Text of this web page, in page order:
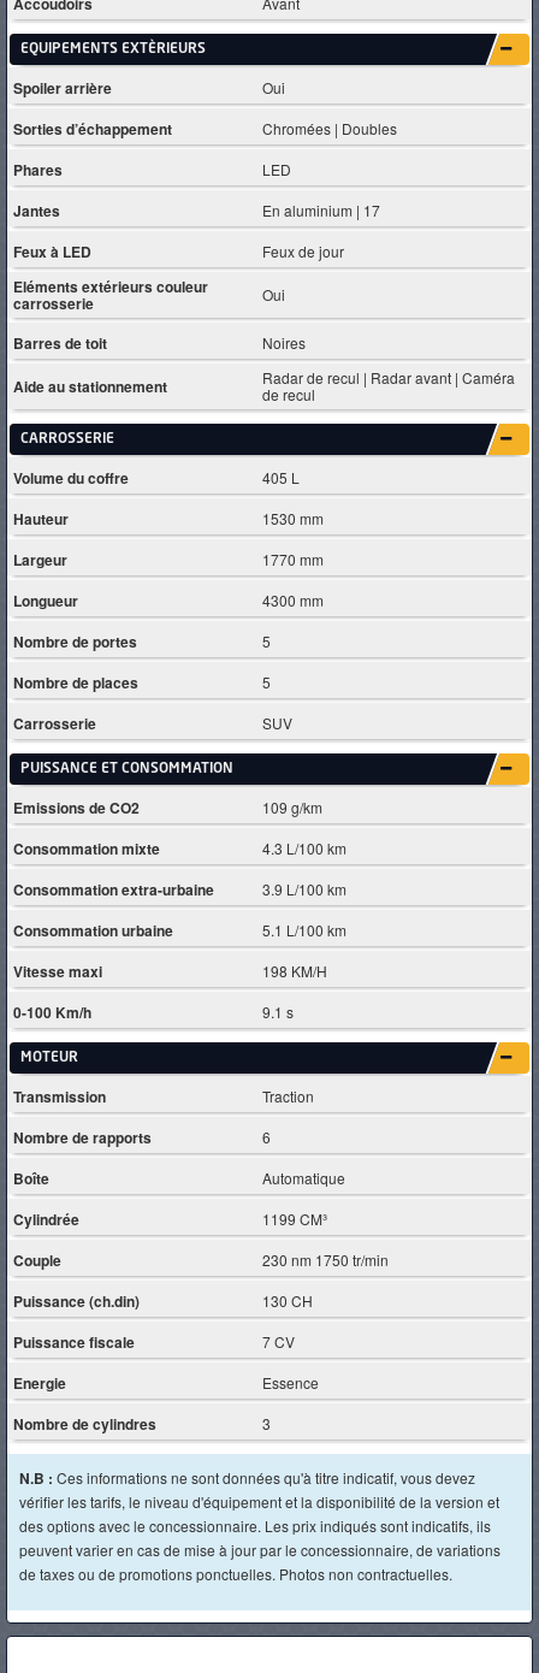
EQUIPEMENTS EXTÈRIEURS
Spoiler arrière Oui
Sorties d’échappement Chromées | Doubles
Phares LED
Jantes En aluminium | 17
Feux à LED Feux de jour
Eléments extérieurs couleur
carrosserie Oui
Barres de toit Noires
Aide au stationnement
Radar de recul | Radar avant | Caméra
de recul
CARROSSERIE
Volume du coffre 405 L
Hauteur 1530 mm
Largeur 1770 mm
Longueur 4300 mm
Nombre de portes 5
Nombre de places 5
Carrosserie SUV
PUISSANCE ET CONSOMMATION
Emissions de CO2 109 g/km
Consommation mixte 4.3 L/100 km
Consommation extra-urbaine 3.9 L/100 km
Consommation urbaine 5.1 L/100 km
Vitesse maxi 198 KM/H
0-100 Km/h 9.1 s
MOTEUR
Transmission Traction
Nombre de rapports 6
Boîte Automatique
Cylindrée 1199 CM³
Couple 230 nm 1750 tr/min
Puissance (ch.din) 130 CH
Puissance fiscale 7 CV
Energie Essence
Nombre de cylindres 3
N.B : Ces informations ne sont données qu'à titre indicatif, vous devez
vérifier les tarifs, le niveau d'équipement et la disponibilité de la version et
des options avec le concessionnaire. Les prix indiqués sont indicatifs, ils
peuvent varier en cas de mise à jour par le concessionnaire, de variations
de taxes ou de promotions ponctuelles. Photos non contractuelles.